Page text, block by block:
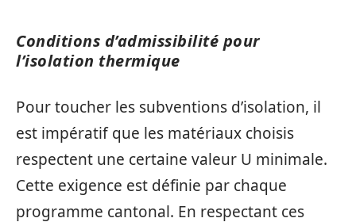
Conditions d’admissibilité pour
l’isolation thermique
Pour toucher les subventions d’isolation, il
est impératif que les matériaux choisis
respectent une certaine valeur U minimale.
Cette exigence est définie par chaque
programme cantonal. En respectant ces